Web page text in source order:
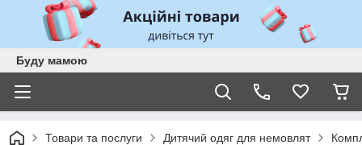
Буду мамою
Товари та послуги Дитячий одяг для немовлят